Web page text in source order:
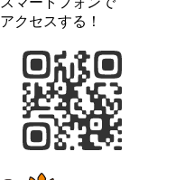
アクセスする！